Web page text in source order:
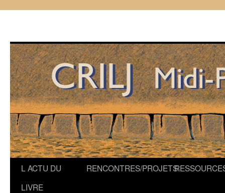
Aller
L ACTU DU
LIVRE
RENCONTRES/PROJETS